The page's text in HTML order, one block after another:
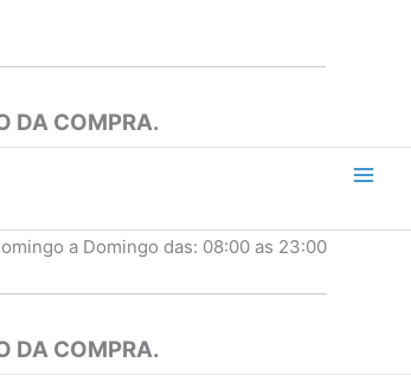
DA COMPRA.
a Domingo das: 08:00 as 23:00
DA COMPRA.